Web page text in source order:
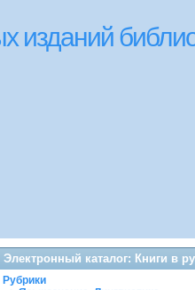
изданий
Электронный каталог: Книги в
Рубрики